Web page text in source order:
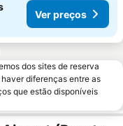
Ver preços
dos sites de reserva
diferenças entre as
que estão disponíveis